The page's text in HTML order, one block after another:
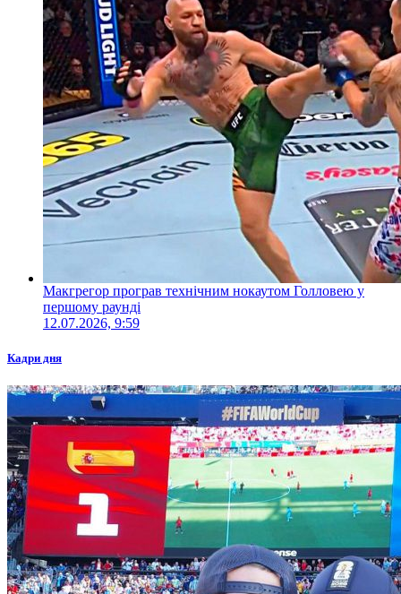
Макгрегор програв технічним нокаутом Голловею у
першому раунді
12.07.2026, 9:59
Кадри дня